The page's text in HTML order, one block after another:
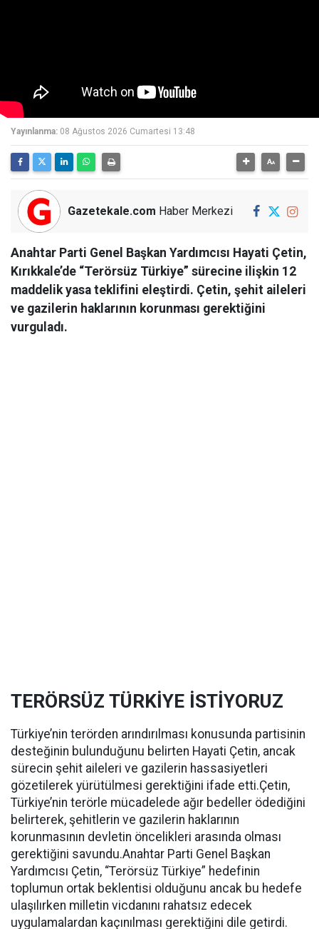
Yayınlanma: 08 Ağustos 2026 Cumartesi 13:48
Gazetekale.com Haber Merkezi
Anahtar Parti Genel Başkan Yardımcısı Hayati Çetin,
Kırıkkale’de “Terörsüz Türkiye” sürecine ilişkin 12
maddelik yasa teklifini eleştirdi. Çetin, şehit aileleri
ve gazilerin haklarının korunması gerektiğini
vurguladı.
TERÖRSÜZ TÜRKİYE İSTİYORUZ
Türkiye’nin terörden arındırılması konusunda partisinin
desteğinin bulunduğunu belirten Hayati Çetin, ancak
sürecin şehit aileleri ve gazilerin hassasiyetleri
gözetilerek yürütülmesi gerektiğini ifade etti.Çetin,
Türkiye’nin terörle mücadelede ağır bedeller ödediğini
belirterek, şehitlerin ve gazilerin haklarının
korunmasının devletin öncelikleri arasında olması
gerektiğini savundu.Anahtar Parti Genel Başkan
Yardımcısı Çetin, “Terörsüz Türkiye” hedefinin
toplumun ortak beklentisi olduğunu ancak bu hedefe
ulaşılırken milletin vicdanını rahatsız edecek
uygulamalardan kaçınılması gerektiğini dile getirdi.